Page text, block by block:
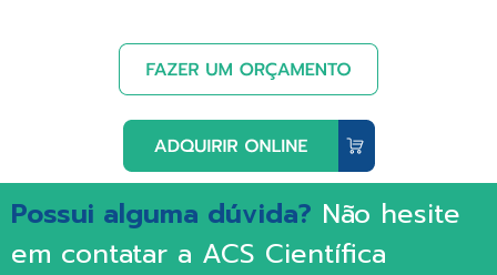
Possui alguma dúvida? Não hesite
em contatar a ACS Científica